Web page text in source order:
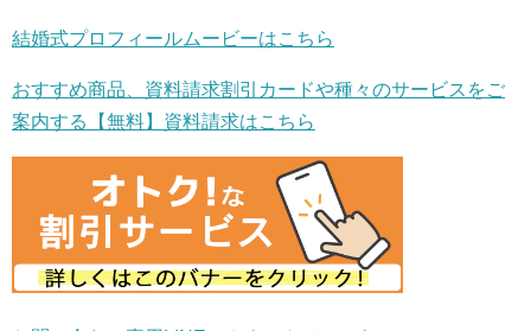
結婚式プロフィールムービーはこちら
おすすめ商品、資料請求割引カードや種々のサービスをご
案内する【無料】資料請求はこちら